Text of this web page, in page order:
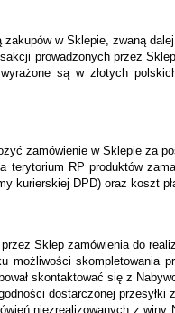
zakupów w Sklepie, zwaną
prowadzonych przez
są w złotych
zamówienie w Sklepie za
terytorium RP produktów
kurierskiej DPD) oraz koszt
Sklep zamówienia do
możliwości skompletowania
skontaktować się z
dostarczonej przesyłki
niezrealizowanych z winy